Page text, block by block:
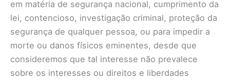
em matéria de segurança nacional, cumprimento da
lei, contencioso, investigação criminal, proteção da
segurança de qualquer pessoa, ou para impedir a
morte ou danos físicos eminentes, desde que
consideremos que tal interesse não prevalece
sobre os interesses ou direitos e liberdades